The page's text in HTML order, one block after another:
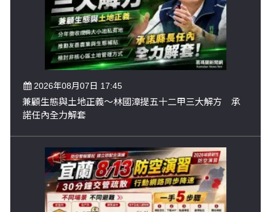
2026年08月07日 17:45
兼顧生態與土地正義～林國漳提五十二甲三大解方 承
諾任內全力解套